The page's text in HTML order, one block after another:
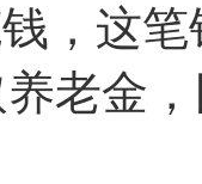
，这
老金